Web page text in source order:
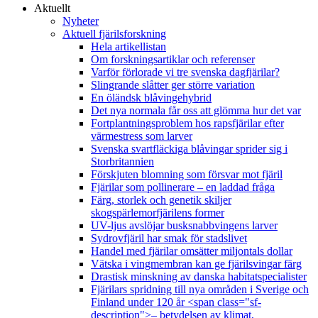
Aktuellt
Nyheter
Aktuell fjärilsforskning
Hela artikellistan
Om forskningsartiklar och referenser
Varför förlorade vi tre svenska dagfjärilar?
Slingrande slåtter ger större variation
En öländsk blåvingehybrid
Det nya normala får oss att glömma hur det var
Fortplantningsproblem hos rapsfjärilar efter
värmestress som larver
Svenska svartfläckiga blåvingar sprider sig i
Storbritannien
Förskjuten blomning som försvar mot fjäril
Fjärilar som pollinerare – en laddad fråga
Färg, storlek och genetik skiljer
skogspärlemorfjärilens former
UV-ljus avslöjar busksnabbvingens larver
Sydrovfjäril har smak för stadslivet
Handel med fjärilar omsätter miljontals dollar
Vätska i vingmembran kan ge fjärilsvingar färg
Drastisk minskning av danska habitatspecialister
Fjärilars spridning till nya områden i Sverige och
Finland under 120 år <span class="sf-
description">– betydelsen av klimat,